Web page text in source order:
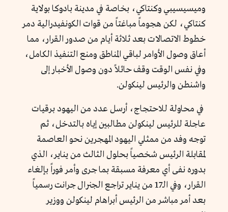
وميسيسيبي وكنتاكي، بخاصة في مدينة بادوكا بولاية
كنتاكي، لكن هجوماً مباغتاً من قوات الكونفيدرالية دمر
خطوط الاتصالات بعد ثلاثة أيام من صدور القرار، مما
أعاق وصول الأوامر لباقي المناطق ومنع التنفيذ الكامل،
وفي نفس الوقت وقف حائلاً دون وصول الأخبار إلى
واشنطن والرئيس لينكولن.
في محاولة للاحتجاج، أرسل عدد من اليهود برقيات
عاجلة للرئيس لينكولن مطالبين إياه بالتدخل، ثم
توجه وفد من ممثلي اليهود المهجرين نحو العاصمة
لمقابلة الرئيس شخصياً بحلول الثالث من يناير، الذي
بدوره نفى أي معرفة مسبقة بما جرى وأمر فوراً بإلغاء
القرار، وفي الـ17 من يناير تراجع الجنرال جرانت رسمياً
بعد أمر مباشر من الرئيس أبراهام لينكولن ووزير